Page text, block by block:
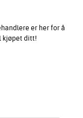
er her for å
kjøpet ditt!